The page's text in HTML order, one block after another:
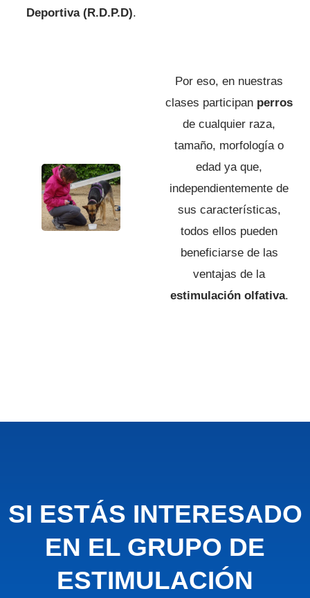
Deportiva (R.D.P.D).
Por eso, en nuestras
clases participan perros
de cualquier raza,
tamaño, morfología o
edad ya que,
independientemente de
sus características,
todos ellos pueden
beneficiarse de las
ventajas de la
estimulación olfativa.
SI ESTÁS INTERESADO
EN EL GRUPO DE
ESTIMULACIÓN